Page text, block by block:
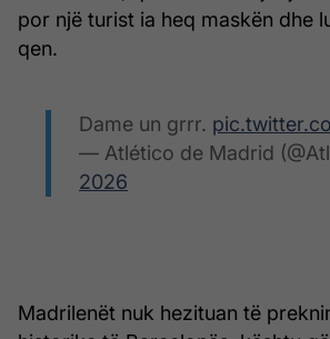
por një turist ia heq maskën dhe
qen.
Dame un grrr.
— Atlético de Madrid
2026
Madrilenët nuk hezituan të